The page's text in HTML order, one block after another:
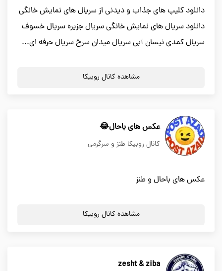
دانلود کلیپ های جذاب و دیدنی از سریال های نمایش خانگی
دانلود سریال های نمایش خانگی سریال جزیره سریال خسوف
سریال کمدی نیسان آبی سریال میدان سرخ سریال حرفه ای...
مشاهده کانال روبیکا
عکس های باحال😂
کانال روبیکا طنز و سرگرمی
عکس های باحال و طنز
مشاهده کانال روبیکا
zesht & ziba